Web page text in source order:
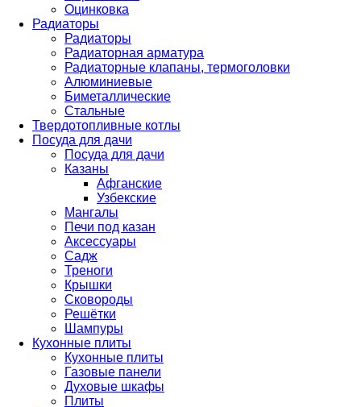
Оцинковка
Радиаторы
Радиаторы
Радиаторная арматура
Радиаторные клапаны, термоголовки
Алюминиевые
Биметаллические
Стальные
Твердотопливные котлы
Посуда для дачи
Посуда для дачи
Казаны
Афганские
Узбекские
Мангалы
Печи под казан
Аксессуары
Садж
Треноги
Крышки
Сковороды
Решётки
Шампуры
Кухонные плиты
Кухонные плиты
Газовые панели
Духовые шкафы
Плиты